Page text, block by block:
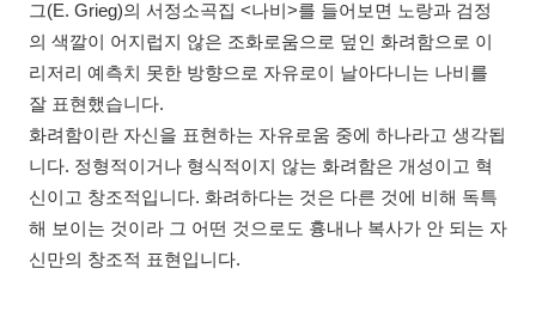
그(E. Grieg)의 서정소곡집 <나비>를 들어보면 노랑과 검정
의 색깔이 어지럽지 않은 조화로움으로 덮인 화려함으로 이
리저리 예측치 못한 방향으로 자유로이 날아다니는 나비를
잘 표현했습니다.
화려함이란 자신을 표현하는 자유로움 중에 하나라고 생각됩
니다. 정형적이거나 형식적이지 않는 화려함은 개성이고 혁
신이고 창조적입니다. 화려하다는 것은 다른 것에 비해 독특
해 보이는 것이라 그 어떤 것으로도 흉내나 복사가 안 되는 자
신만의 창조적 표현입니다.